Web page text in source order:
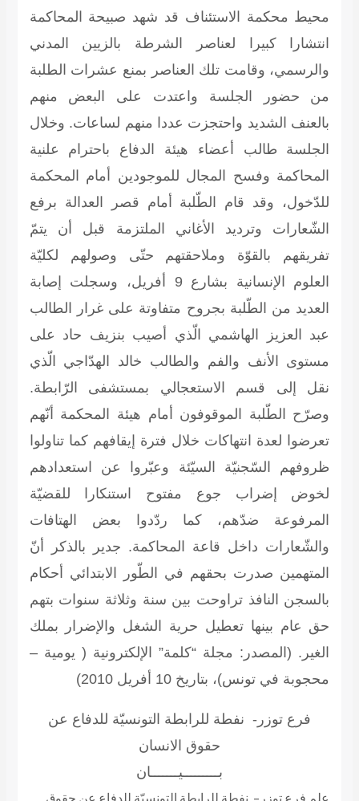
محيط محكمة الاستئناف قد شهد صبيحة المحاكمة
انتشارا كبيرا لعناصر الشرطة بالزيين المدني
والرسمي، وقامت تلك العناصر بمنع عشرات الطلبة
من حضور الجلسة واعتدت على البعض منهم
بالعنف الشديد واحتجزت عددا منهم لساعات. وخلال
الجلسة طالب أعضاء هيئة الدفاع باحترام علنية
المحاكمة وفسح المجال للموجودين أمام المحكمة
للدّخول، وقد قام الطّلبة أمام قصر العدالة برفع
الشّعارات وترديد الأغاني الملتزمة قبل أن يتمّ
تفريقهم بالقوّة وملاحقتهم حتّى وصولهم لكليّة
العلوم الإنسانية بشارع 9 أفريل، وسجلت إصابة
العديد من الطّلبة بجروح متفاوتة على غرار الطالب
عبد العزيز الهاشمي الّذي أصيب بنزيف حاد على
مستوى الأنف والفم والطالب خالد الهدّاجي الّذي
نقل إلى قسم الاستعجالي بمستشفى الرّابطة.
وصرّح الطّلبة الموقوفون أمام هيئة المحكمة أنّهم
تعرضوا لعدة انتهاكات خلال فترة إيقافهم كما تناولوا
ظروفهم السّجنيّة السيّئة وعبّروا عن استعدادهم
لخوض إضراب جوع مفتوح استنكارا للقضيّة
المرفوعة ضدّهم، كما ردّدوا بعض الهتافات
والشّعارات داخل قاعة المحاكمة. جدير بالذكر أنّ
المتهمين صدرت بحقهم في الطّور الابتدائي أحكام
بالسجن النافذ تراوحت بين سنة وثلاثة سنوات بتهم
حق عام بينها تعطيل حرية الشغل والإضرار بملك
الغير. (المصدر: مجلة “كلمة” الإلكترونية ( يومية –
محجوبة في تونس)، بتاريخ 10 أفريل 2010)
فرع توزر- نفطة للرابطة التونسيّة للدفاع عن
حقوق الانسان
بـــــــــيـــــــان